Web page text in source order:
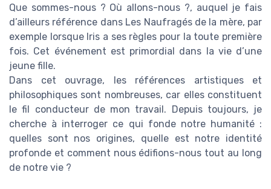
Que sommes-nous ? Où allons-nous ?, auquel je fais
d’ailleurs référence dans Les Naufragés de la mère, par
exemple lorsque Iris a ses règles pour la toute première
fois. Cet événement est primordial dans la vie d’une
jeune fille.
Dans cet ouvrage, les références artistiques et
philosophiques sont nombreuses, car elles constituent
le fil conducteur de mon travail. Depuis toujours, je
cherche à interroger ce qui fonde notre humanité :
quelles sont nos origines, quelle est notre identité
profonde et comment nous édifions-nous tout au long
de notre vie ?